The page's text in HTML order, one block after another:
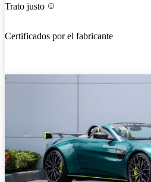
Trato justo
Certificados por el fabricante